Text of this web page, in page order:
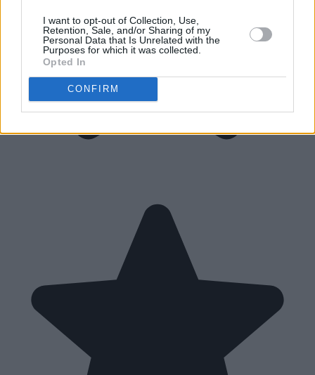
I want to opt-out of Collection, Use,
Retention, Sale, and/or Sharing of my
Personal Data that Is Unrelated with the
Purposes for which it was collected.
Opted In
CONFIRM